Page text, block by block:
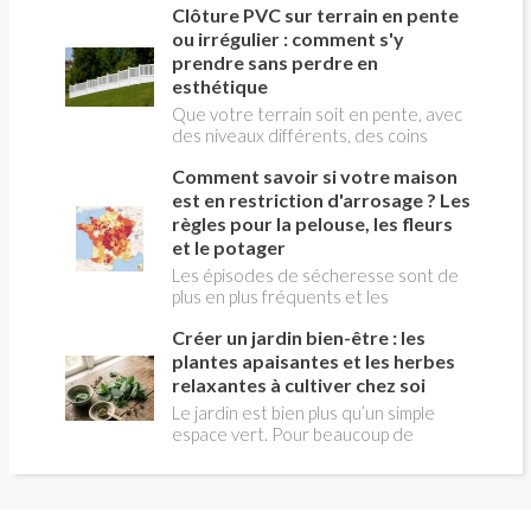
de précautions sont à prendre pour
renforcer cette résistance.
spécialiste. Avant de contacter un
dépanneur, quelques vérifications
peuvent vous faire gagner du temps…
et parfois éviter une facture
importante.
irremplaçable pour une salle de bain
de qualité. Son installation n'est pas
très compliquée.
Clôture PVC sur terrain en pente
ou irrégulier : comment s'y
prendre sans perdre en
esthétique
Que votre terrain soit en pente, avec
des niveaux différents, des coins
commun : découvrez comment poser
une clôture en PVC qui s'ajuste
parfaitement à votre espace. Nos
astuces vous aideront à garder un
rendu uniforme, résistant et
esthétique, sans que cela n'affecte la
beauté de votre extérieur.
Comment savoir si votre maison
est en restriction d'arrosage ? Les
règles pour la pelouse, les fleurs
et le potager
Les épisodes de sécheresse sont de
plus en plus fréquents et les
désormais de nombreuses communes
françaises chaque été. Avant
d'arroser votre pelouse , vos massifs
de fleurs ou votre potager , il est
essentiel de connaître les règles
applicables à votre domicile.
Créer un jardin bien-être : les
plantes apaisantes et les herbes
relaxantes à cultiver chez soi
Le jardin est bien plus qu’un simple
espace vert. Pour beaucoup de
peut se détendre, ralentir le rythme